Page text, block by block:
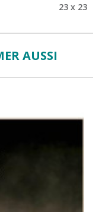
23 x 23
AUSSI